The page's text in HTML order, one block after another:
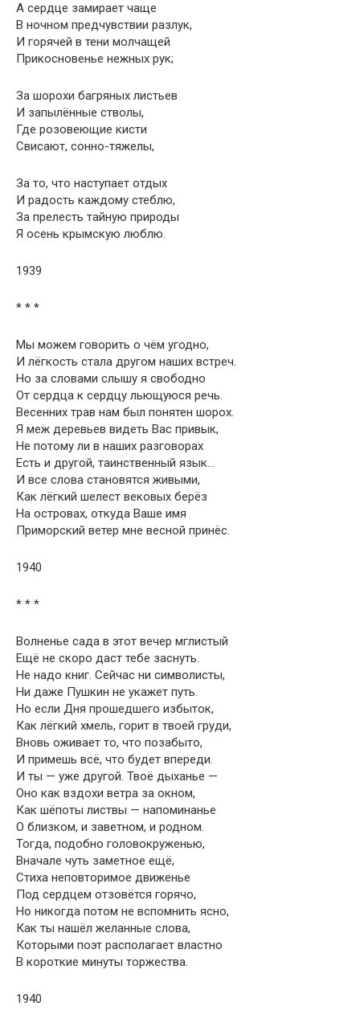
А сердце замирает чаще
В ночном предчувствии разлук,
И горячей в тени молчащей
Прикосновенье нежных рук;
За шорохи багряных листьев
И запылённые стволы,
Где розовеющие кисти
Свисают, сонно-тяжелы,
За то, что наступает отдых
И радость каждому стеблю,
За прелесть тайную природы
Я осень крымскую люблю.
1939
* * *
Мы можем говорить о чём угодно,
И лёгкость стала другом наших встреч.
Но за словами слышу я свободно
От сердца к сердцу льющуюся речь.
Весенних трав нам был понятен шорох.
Я меж деревьев видеть Вас привык,
Не потому ли в наших разговорах
Есть и другой, таинственный язык…
И все слова становятся живыми,
Как лёгкий шелест вековых берёз
На островах, откуда Ваше имя
Приморский ветер мне весной принёс.
1940
* * *
Волненье сада в этот вечер мглистый
Ещё не скоро даст тебе заснуть.
Не надо книг. Сейчас ни символисты,
Ни даже Пушкин не укажет путь.
Но если Дня прошедшего избыток,
Как лёгкий хмель, горит в твоей груди,
Вновь оживает то, что позабыто,
И примешь всё, что будет впереди.
И ты — уже другой. Твоё дыханье —
Оно как вздохи ветра за окном,
Как шёпоты листвы — напоминанье
О близком, и заветном, и родном.
Тогда, подобно головокруженью,
Вначале чуть заметное ещё,
Стиха неповторимое движенье
Под сердцем отзовётся горячо,
Но никогда потом не вспомнить ясно,
Как ты нашёл желанные слова,
Которыми поэт располагает властно
В короткие минуты торжества.
1940